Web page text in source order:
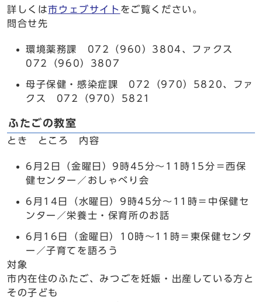
詳しくは市ウェブサイト をご覧ください。
問合せ先
環境薬務課 072（960）3804、ファクス
072（960）3807
母子保健・感染症課 072（970）5820、ファ
クス 072（970）5821
ふたごの教室
とき ところ 内容
6月2日（金曜日）9時45分～11時15分＝西保
健センター／おしゃべり会
6月14日（水曜日）9時45分～11時＝中保健セ
ンター／栄養士・保育所のお話
6月16日（金曜日）10時～11時＝東保健センタ
ー／子育てを語ろう
対象
市内在住のふたご、みつごを妊娠・出産している方と
その子ども